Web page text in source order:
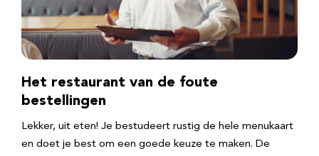
Het restaurant van de foute
bestellingen
Lekker, uit eten! Je bestudeert rustig de hele menukaart
en doet je best om een goede keuze te maken. De